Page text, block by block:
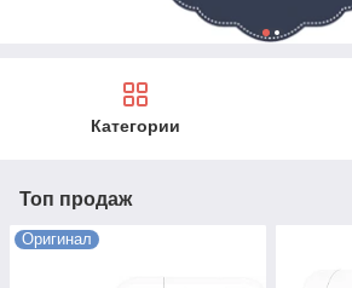
Категории
Топ продаж
Оригинал